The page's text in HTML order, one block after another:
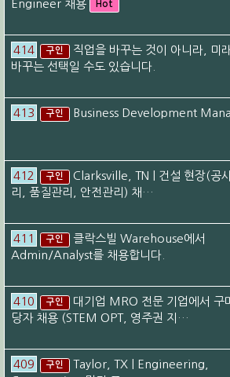
Engineer 채용
Hot
414 구인
직업을 바꾸는 것이 아니라, 미
바꾸는 선택일 수도 있습니다.
413 구인 Business Development
412 구인
Clarksville, TN | 건설 현장(공
리, 품질관리, 안전관리) 채…
411 구인
클락스빌 Warehouse에서
Admin/Analyst를 채용합니다.
410 구인
대기업 MRO 전문 기업에서 구
당자 채용 (STEM OPT, 영주권 지…
409 구인
Taylor, TX | Engineering,